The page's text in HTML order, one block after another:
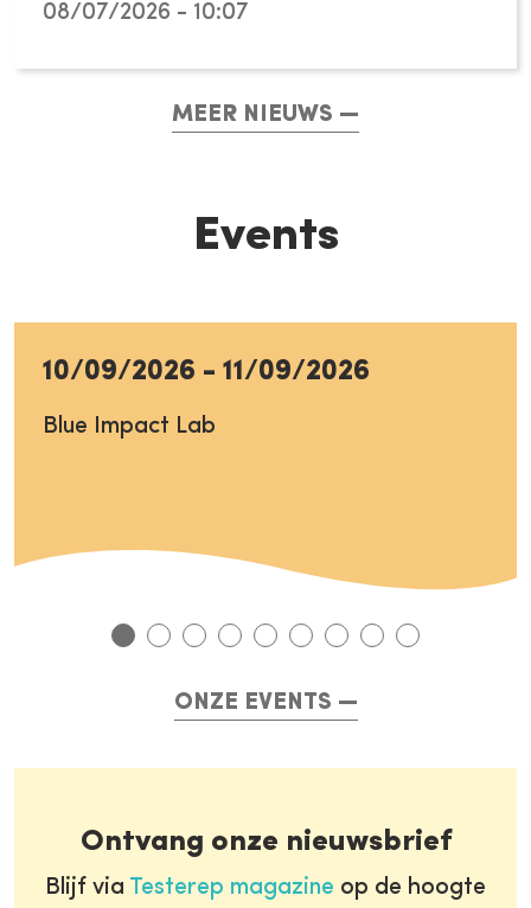
08/07/2026 - 10:07
MEER NIEUWS
Events
10/09/2026 - 11/09/2026
Blue Impact Lab
ONZE EVENTS
Ontvang onze nieuwsbrief
Blijf via Testerep magazine op de hoogte